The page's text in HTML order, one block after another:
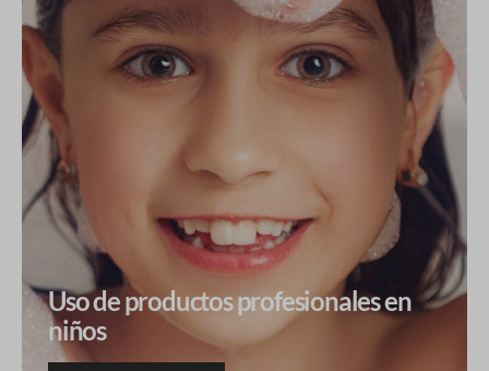
Uso de productos profesionales en
niños